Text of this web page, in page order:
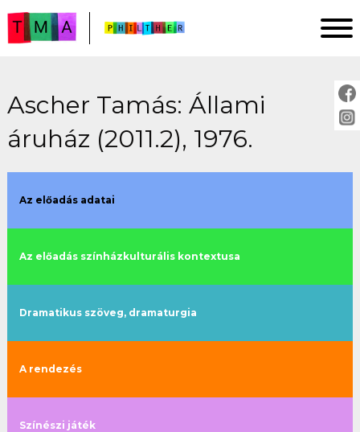
FŐOLDAL
ELEMZÉSEK
Ascher Tamás: Állami
áruház (2011.2), 1976.
Az előadás adatai
Az előadás színházkulturális kontextusa
Dramatikus szöveg, dramaturgia
A rendezés
Színészi játék